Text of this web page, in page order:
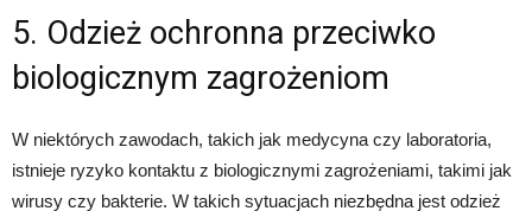
5. Odzież ochronna przeciwko
biologicznym zagrożeniom
W niektórych zawodach, takich jak medycyna czy laboratoria,
istnieje ryzyko kontaktu z biologicznymi zagrożeniami, takimi jak
wirusy czy bakterie. W takich sytuacjach niezbędna jest odzież